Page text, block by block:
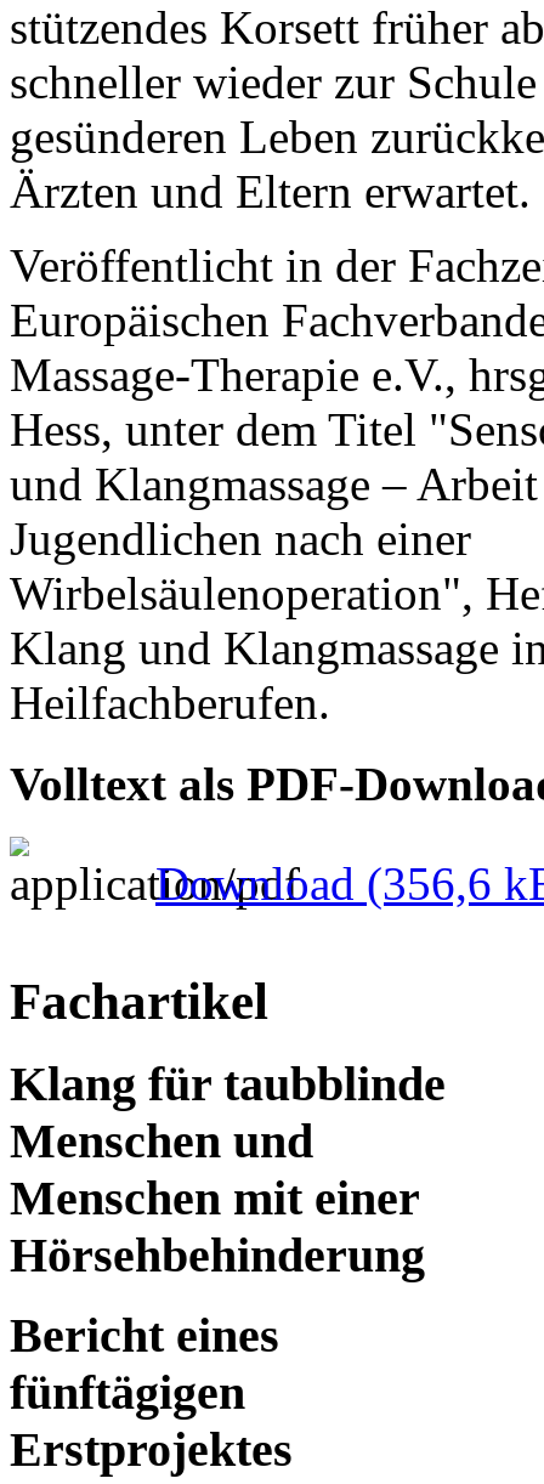
stützendes Korsett früher
schneller wieder zur
gesünderen Leben
Ärzten und Eltern erwartet.
Veröffentlicht in der
Europäischen
Massage-Therapie e.V.,
Hess, unter dem Titel
und Klangmassage –
Jugendlichen nach einer
Wirbelsäulenoperation",
Klang und Klangmassage
Heilfachberufen.
Volltext als PDF-
Download (356,6
Fachartikel
Klang für taubblinde
Menschen und
Menschen mit einer
Hörsehbehinderung
Bericht eines
fünftägigen
Erstprojektes